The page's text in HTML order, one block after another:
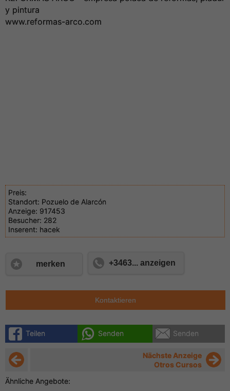
y pintura
www.reformas-arco.com
Preis:
Standort: Pozuelo de Alarcón
Anzeige: 917453
Besucher: 282
Inserent: hacek
merken +3463... anzeigen
Kontaktieren
Teilen Senden Senden
Nächste Anzeige
Otros Cursos
Ähnliche Angebote: